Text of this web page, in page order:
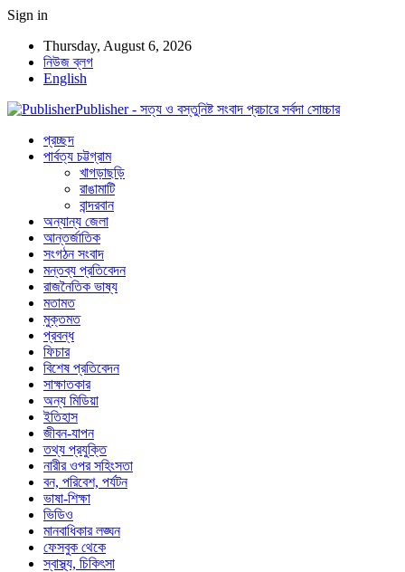
Sign in
Thursday, August 6, 2026
নিউজ ব্লগ
English
Publisher - সত্য ও বস্তুনিষ্ট সংবাদ প্রচারে সর্বদা সোচ্চার
প্রচ্ছদ
পার্বত্য চট্টগ্রাম
খাগড়াছড়ি
রাঙামাটি
বান্দরবান
অন্যান্য জেলা
আন্তর্জাতিক
সংগঠন সংবাদ
মন্তব্য প্রতিবেদন
রাজনৈতিক ভাষ্য
মতামত
মুক্তমত
প্রবন্ধ
ফিচার
বিশেষ প্রতিবেদন
সাক্ষাতকার
অন্য মিডিয়া
ইতিহাস
জীবন-যাপন
তথ্য প্রযুক্তি
নারীর ওপর সহিংসতা
বন, পরিবেশ, পর্যটন
ভাষা-শিক্ষা
ভিডিও
মানবাধিকার লঙ্ঘন
ফেসবুক থেকে
স্বাস্থ্য, চিকিৎসা